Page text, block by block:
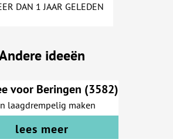
DAN 1 JAAR GELEDEN
ideeën
voor Beringen (3582)
laagdrempelig maken
lees meer